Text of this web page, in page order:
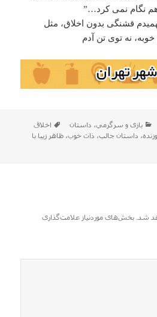
هم نگام نمی کرد…”
قشنگی بدون اخلاق، مثل
نه توی تن آدم
دسته‌ها
بازی و سرگرمي، داستان برچسب‌ها
اخلاق
، داستان جالب، ذات خوب،ظاهر زیبا با
شد. بخش‌های موردنیاز علامت‌گذاری